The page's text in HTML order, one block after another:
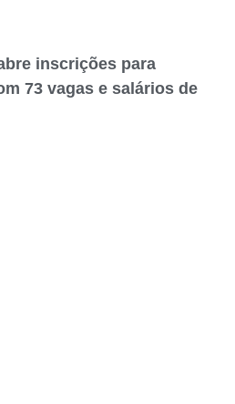
inscrições para
73 vagas e salários de